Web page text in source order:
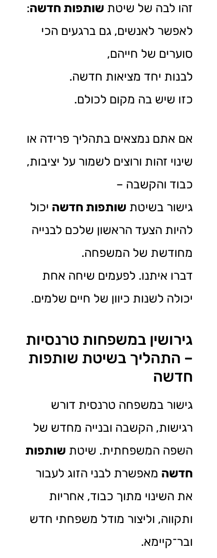
זהו לבה של שיטת שותפות חדשה:
לאפשר לאנשים, גם ברגעים הכי
סוערים של חייהם,
לבנות יחד מציאות חדשה.
כזו שיש בה מקום לכולם.
אם אתם נמצאים בתהליך פרידה או
שינוי זהות ורוצים לשמור על יציבות,
כבוד והקשבה –
גישור בשיטת שותפות חדשה יכול
להיות הצעד הראשון שלכם לבנייה
מחודשת של המשפחה.
דברו איתנו. לפעמים שיחה אחת
יכולה לשנות כיוון של חיים שלמים.
גירושין במשפחות טרנסיות
– התהליך בשיטת שותפות
חדשה
גישור במשפחה טרנסית דורש
רגישות, הקשבה ובנייה מחדש של
השפה המשפחתית. שיטת שותפות
חדשה מאפשרת לבני הזוג לעבור
את השינוי מתוך כבוד, אחריות
ותקווה, וליצור מודל משפחתי חדש
ובר־קיימא.